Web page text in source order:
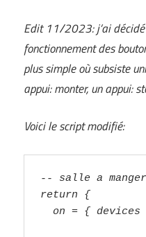
Edit 11/2023: j’ai
fonctionnement des
plus simple où subsiste
appui: monter, un appui:
Voici le script modifié:
-- salle a
return {
on = { devices